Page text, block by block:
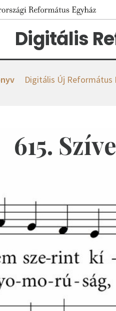
Digitális
Digitális Új Református
615.